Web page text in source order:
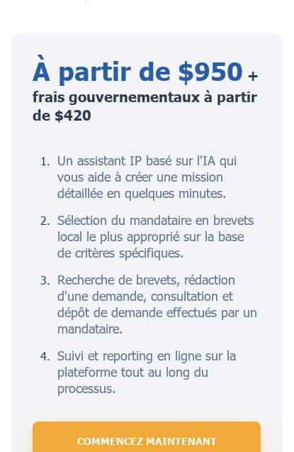
À partir de $950 +
frais gouvernementaux à partir
de $420
Un assistant IP basé sur l'IA qui
vous aide à créer une mission
détaillée en quelques minutes.
Sélection du mandataire en brevets
local le plus approprié sur la base
de critères spécifiques.
Recherche de brevets, rédaction
d'une demande, consultation et
dépôt de demande effectués par un
mandataire.
Suivi et reporting en ligne sur la
plateforme tout au long du
processus.
COMMENCEZ MAINTENANT